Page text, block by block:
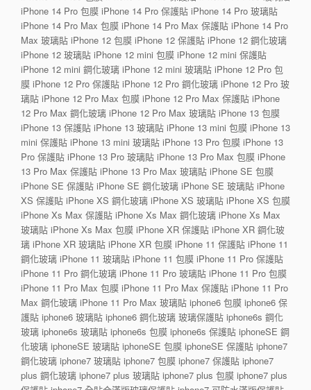
iPhone 14 Pro 包膜 iPhone 14 Pro 保護貼 iPhone 14 Pro 玻璃貼
iPhone 14 Pro Max 包膜 iPhone 14 Pro Max 保護貼 iPhone 14 Pro
Max 玻璃貼 iPhone 12 包膜 iPhone 12 保護貼 iPhone 12 鋼化玻璃
iPhone 12 玻璃貼 iPhone 12 mini 包膜 iPhone 12 mini 保護貼
iPhone 12 mini 鋼化玻璃 iPhone 12 mini 玻璃貼 iPhone 12 Pro 包
膜 iPhone 12 Pro 保護貼 iPhone 12 Pro 鋼化玻璃 iPhone 12 Pro 玻
璃貼 iPhone 12 Pro Max 包膜 iPhone 12 Pro Max 保護貼 iPhone
12 Pro Max 鋼化玻璃 iPhone 12 Pro Max 玻璃貼 iPhone 13 包膜
iPhone 13 保護貼 iPhone 13 玻璃貼 iPhone 13 mini 包膜 iPhone 13
mini 保護貼 iPhone 13 mini 玻璃貼 iPhone 13 Pro 包膜 iPhone 13
Pro 保護貼 iPhone 13 Pro 玻璃貼 iPhone 13 Pro Max 包膜 iPhone
13 Pro Max 保護貼 iPhone 13 Pro Max 玻璃貼 iPhone SE 包膜
iPhone SE 保護貼 iPhone SE 鋼化玻璃 iPhone SE 玻璃貼 iPhone
XS 保護貼 iPhone XS 鋼化玻璃 iPhone XS 玻璃貼 iPhone XS 包膜
iPhone Xs Max 保護貼 iPhone Xs Max 鋼化玻璃 iPhone Xs Max
玻璃貼 iPhone Xs Max 包膜 iPhone XR 保護貼 iPhone XR 鋼化玻
璃 iPhone XR 玻璃貼 iPhone XR 包膜 iPhone 11 保護貼 iPhone 11
鋼化玻璃 iPhone 11 玻璃貼 iPhone 11 包膜 iPhone 11 Pro 保護貼
iPhone 11 Pro 鋼化玻璃 iPhone 11 Pro 玻璃貼 iPhone 11 Pro 包膜
iPhone 11 Pro Max 包膜 iPhone 11 Pro Max 保護貼 iPhone 11 Pro
Max 鋼化玻璃 iPhone 11 Pro Max 玻璃貼 iphone6 包膜 iphone6 保
護貼 iphone6 玻璃貼 iphone6 鋼化玻璃 玻璃保護貼 iphone6s 鋼化
玻璃 iphone6s 玻璃貼 iphone6s 包膜 iphone6s 保護貼 iphoneSE 鋼
化玻璃 iphoneSE 玻璃貼 iphoneSE 包膜 iphoneSE 保護貼 iphone7
鋼化玻璃 iphone7 玻璃貼 iphone7 包膜 iphone7 保護貼 iphone7
plus 鋼化玻璃 iphone7 plus 玻璃貼 iphone7 plus 包膜 iphone7 plus